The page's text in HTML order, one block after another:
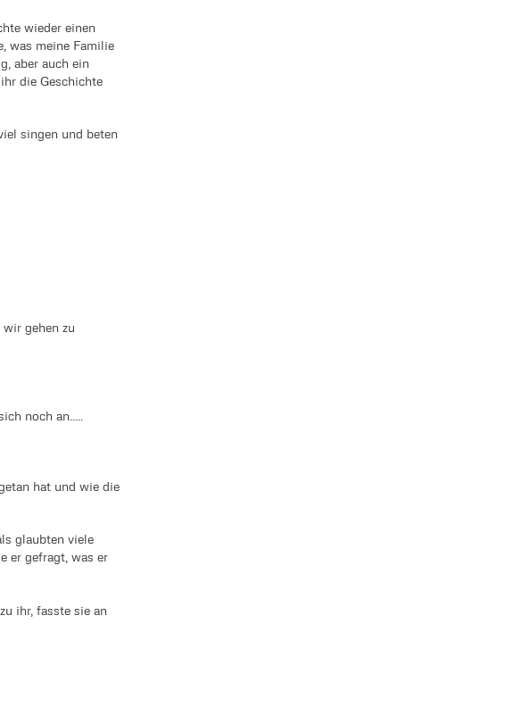
wieder einen
was meine Familie
aber auch ein
die Geschichte
singen und beten
gehen zu
noch an.....
hat und wie die
glaubten viele
er gefragt, was er
ihr, fasste sie an